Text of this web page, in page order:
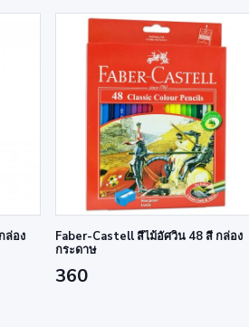
ล่อง
Faber-Castell สีไม้อัศวิน 48 สี กล่อง
กระดาษ
360